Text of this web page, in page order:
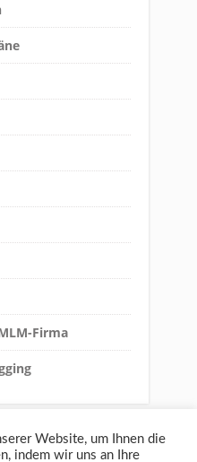
Firma
Website, um Ihnen die
indem wir uns an Ihre